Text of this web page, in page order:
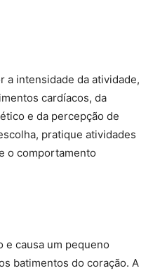
a intensidade da atividade,
cardíacos, da
e da percepção de
pratique atividades
o comportamento
e causa um pequeno
batimentos do coração. A